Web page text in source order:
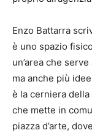
Enzo Battarra
è uno spazio
un’area che
ma anche più
è la cerniera
che mette in
piazza d’arte,